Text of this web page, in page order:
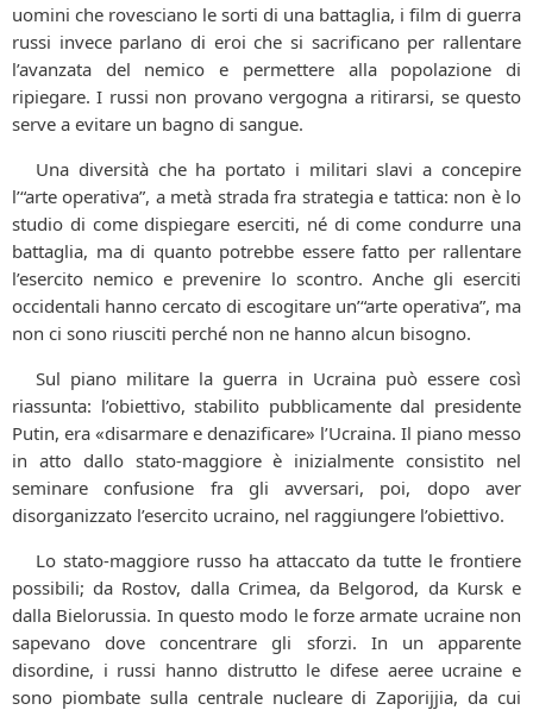
uomini che rovesciano le sorti di una battaglia, i film di guerra
russi invece parlano di eroi che si sacrificano per rallentare
l’avanzata del nemico e permettere alla popolazione di
ripiegare. I russi non provano vergogna a ritirarsi, se questo
serve a evitare un bagno di sangue.
Una diversità che ha portato i militari slavi a concepire
l’“arte operativa”, a metà strada fra strategia e tattica: non è lo
studio di come dispiegare eserciti, né di come condurre una
battaglia, ma di quanto potrebbe essere fatto per rallentare
l’esercito nemico e prevenire lo scontro. Anche gli eserciti
occidentali hanno cercato di escogitare un’“arte operativa”, ma
non ci sono riusciti perché non ne hanno alcun bisogno.
Sul piano militare la guerra in Ucraina può essere così
riassunta: l’obiettivo, stabilito pubblicamente dal presidente
Putin, era «disarmare e denazificare» l’Ucraina. Il piano messo
in atto dallo stato-maggiore è inizialmente consistito nel
seminare confusione fra gli avversari, poi, dopo aver
disorganizzato l’esercito ucraino, nel raggiungere l’obiettivo.
Lo stato-maggiore russo ha attaccato da tutte le frontiere
possibili; da Rostov, dalla Crimea, da Belgorod, da Kursk e
dalla Bielorussia. In questo modo le forze armate ucraine non
sapevano dove concentrare gli sforzi. In un apparente
disordine, i russi hanno distrutto le difese aeree ucraine e
sono piombate sulla centrale nucleare di Zaporijjia, da cui